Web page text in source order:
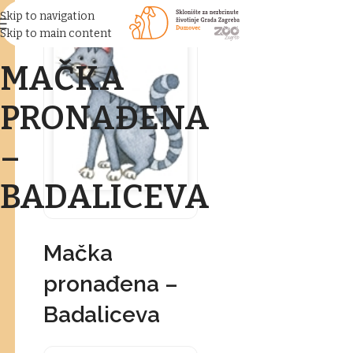
Skip to navigation
Skip to main content
MAČKA
PRONAĐENA
–
BADALICEVA
Mačka
pronađena –
Badaliceva